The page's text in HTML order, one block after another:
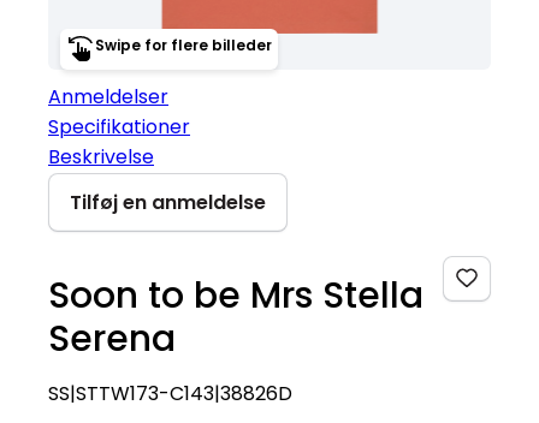
Swipe for flere billeder
Anmeldelser
Specifikationer
Beskrivelse
Tilføj en anmeldelse
Soon to be Mrs Stella
Serena
SS|STTW173-C143|38826D